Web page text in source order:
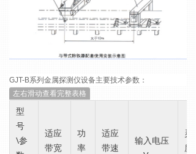
GJT-B系列金属探测仪设备主要技术参数：
左右滑动查看完整表格
型
号
\参
适应
带宽
功
率
适应
带速
输入电压
灵敏
度≥